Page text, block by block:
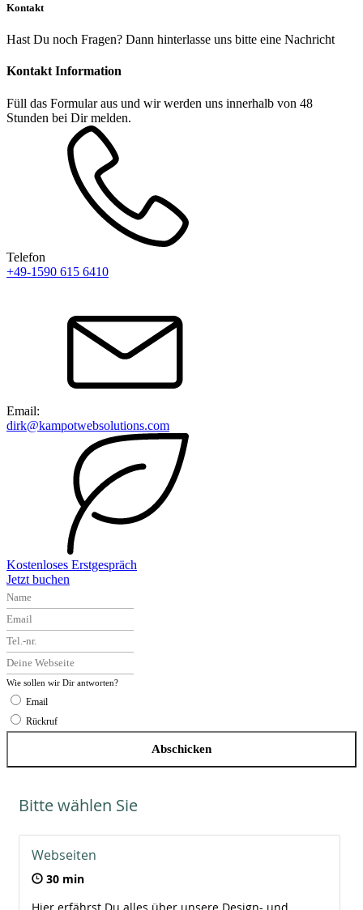
Kontakt
Hast Du noch Fragen? Dann hinterlasse uns bitte eine Nachricht
Kontakt Information
Füll das Formular aus und wir werden uns innerhalb von 48
Stunden bei Dir melden.
Telefon
+49-1590 615 6410
Email:
dirk@kampotwebsolutions.com
Kostenloses Erstgespräch
Jetzt buchen
Wie sollen wir Dir antworten?
Email
Rückruf
Abschicken